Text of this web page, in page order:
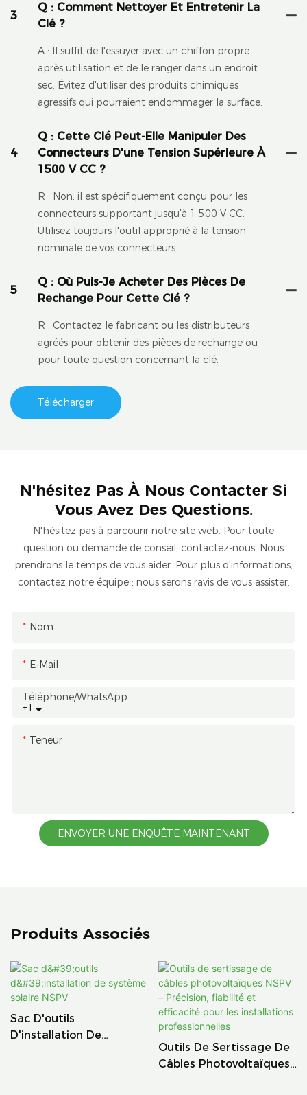
3
Q : Comment Nettoyer Et Entretenir La
Clé ?
A : Il suffit de l'essuyer avec un chiffon propre
après utilisation et de le ranger dans un endroit
sec. Évitez d'utiliser des produits chimiques
agressifs qui pourraient endommager la surface.
4
Q : Cette Clé Peut-Elle Manipuler Des
Connecteurs D'une Tension Supérieure À
1500 V CC ?
R : Non, il est spécifiquement conçu pour les
connecteurs supportant jusqu'à 1 500 V CC.
Utilisez toujours l'outil approprié à la tension
nominale de vos connecteurs.
5
Q : Où Puis-Je Acheter Des Pièces De
Rechange Pour Cette Clé ?
R : Contactez le fabricant ou les distributeurs
agréés pour obtenir des pièces de rechange ou
pour toute question concernant la clé.
Télécharger
N'hésitez Pas À Nous Contacter Si
Vous Avez Des Questions.
N'hésitez pas à parcourir notre site web. Pour toute
question ou demande de conseil, contactez-nous. Nous
prendrons le temps de vous aider. Pour plus d'informations,
contactez notre équipe ; nous serons ravis de vous assister.
Nom
E-Mail
+1
Téléphone/WhatsApp
Teneur
ENVOYER UNE ENQUÊTE MAINTENANT
Produits Associés
Sac D'outils
D'installation De
Outils De Sertissage De
Câbles Photovoltaïques